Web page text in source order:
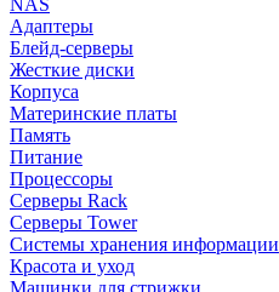
NAS
Адаптеры
Блейд-серверы
Жесткие диски
Корпуса
Материнские платы
Память
Питание
Процессоры
Серверы Rack
Серверы Tower
Системы хранения информации
Красота и уход
Машинки для стрижки